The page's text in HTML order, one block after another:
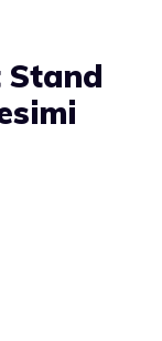
Stand